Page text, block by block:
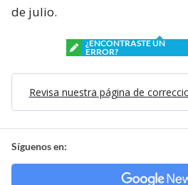
de julio.
¿ENCONTRASTE UN
ERROR?
Revisa nuestra página de
Síguenos en: